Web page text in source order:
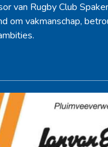
van Rugby Club
om vakmanschap,